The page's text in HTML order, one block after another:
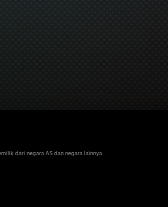
dari negara AS dan negara lainnya.